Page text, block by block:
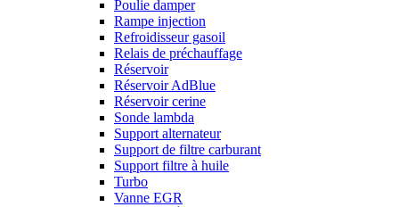
Poulie damper
Rampe injection
Refroidisseur gasoil
Relais de préchauffage
Réservoir
Réservoir AdBlue
Réservoir cerine
Sonde lambda
Support alternateur
Support de filtre carburant
Support filtre à huile
Turbo
Vanne EGR